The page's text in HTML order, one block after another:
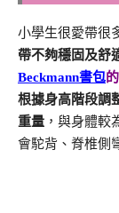
小學生很愛帶很
帶不夠穩固及舒
Beckmann書包
根據身高階段調
重量 ，與身體較
會駝背、脊椎側